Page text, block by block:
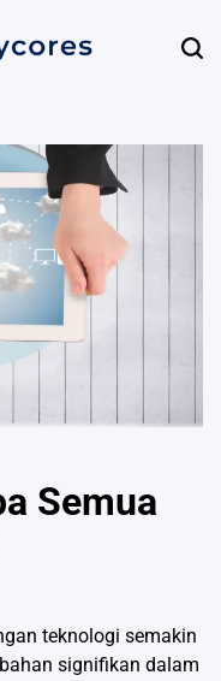
Semua
teknologi semakin
signifikan dalam